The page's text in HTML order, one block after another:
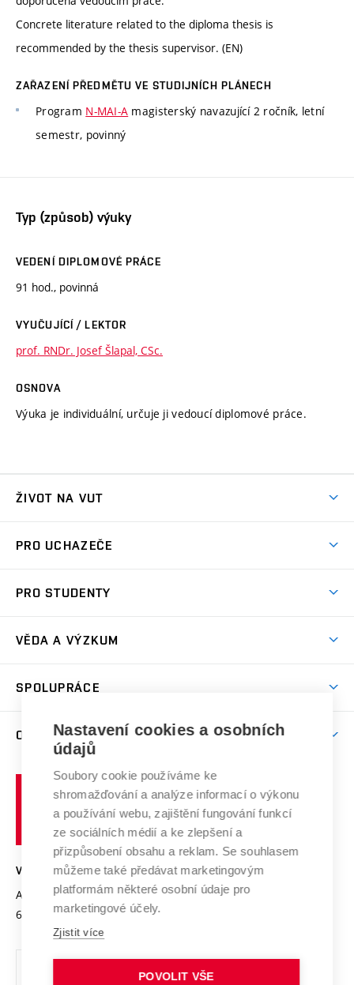
Concrete literature related to the diploma thesis is
recommended by the thesis supervisor. (EN)
ZAŘAZENÍ PŘEDMĚTU VE STUDIJNÍCH PLÁNECH
Program N-MAI-A magisterský navazující 2 ročník, letní
semestr, povinný
Typ (způsob) výuky
VEDENÍ DIPLOMOVÉ PRÁCE
91 hod., povinná
VYUČUJÍCÍ / LEKTOR
prof. RNDr. Josef Šlapal, CSc.
OSNOVA
Výuka je individuální, určuje ji vedoucí diplomové práce.
ŽIVOT NA VUT
Koleje
Sport na VUT
Brno
PRO UCHAZEČE
Dny otevřených dveří
Celoživotní vzdělávání
E-přihláška
PRO STUDENTY
Harmonogram akademického roku
Závěrečné práce
Doktorské studium
Zpracování osobních údajů studentů
Sociální bezpečí
Studium bez bariér
Podpora podnikání
VĚDA A VÝZKUM
Mezinárodní vědecká rada
Systém zajišťování kvality výzkumu
Výzkumné infrastruktury
Transfer znalostí
Open Science
Projekty
Projekty ze strukturálních fondů
Specifický výzkum
SPOLUPRÁCE
Zahraniční spolupráce
Spolupráce se školami
Služby univerzity
Mezinárodní dohody
Univerzitní sítě
O UNIVERZITĚ
Profil univerzity
Udržitelná univerzita
Podnikavá univerzita / ContriBUTe
Bezpečná univerzita
Vyznamenání
Organizační struktura
Ochrana osobních údajů
učení
technické
VYSOKÉ UČENÍ TECHNICKÉ V BRNĚ
Antonínská 548/1
602 00 Brno
www.vut.cz
vut@vutbr.cz
Nastavení cookies a osobních
údajů
Soubory cookie používáme ke
shromažďování a analýze informací o výkonu
a používání webu, zajištění fungování funkcí
ze sociálních médií a ke zlepšení a
přizpůsobení obsahu a reklam. Se souhlasem
můžeme také předávat marketingovým
platformám některé osobní údaje pro
marketingové účely.
Zjistit více
POVOLIT VŠE